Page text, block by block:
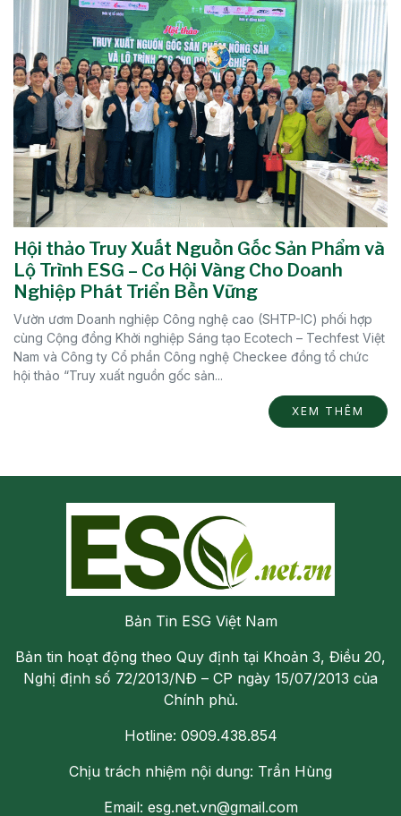
Hội thảo Truy Xuất Nguồn Gốc Sản Phẩm và
Lộ Trình ESG – Cơ Hội Vàng Cho Doanh
Nghiệp Phát Triển Bền Vững
Vườn ươm Doanh nghiệp Công nghệ cao (SHTP-IC) phối hợp
cùng Cộng đồng Khởi nghiệp Sáng tạo Ecotech – Techfest Việt
Nam và Công ty Cổ phần Công nghệ Checkee đồng tổ chức
hội thảo “Truy xuất nguồn gốc sản...
XEM THÊM
Bản Tin ESG Việt Nam
Bản tin hoạt động theo Quy định tại Khoản 3, Điều 20,
Nghị định số 72/2013/NĐ – CP ngày 15/07/2013 của
Chính phủ.
Hotline: 0909.438.854
Chịu trách nhiệm nội dung: Trần Hùng
Email: esg.net.vn@gmail.com